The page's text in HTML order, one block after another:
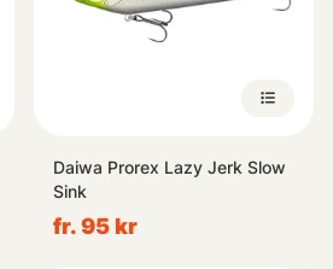
Daiwa Prorex Lazy Jerk Slow
Sink
fr. 95 kr